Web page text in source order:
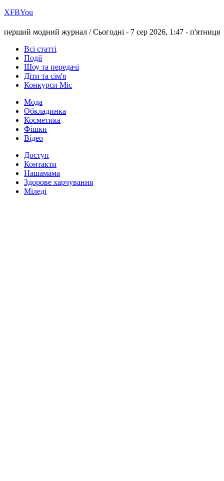
ХFBYou
перший модний журнал /Сьогодні - 7 сер 2026, 1:47 - п'ятниця
Всі статті
Події
Шоу та передачі
Діти та сім'я
Конкурси Міс
Мода
Обкладинка
Косметика
Фішки
Відео
Доступ
Контакти
Нашамама
Здорове харчування
Міледі